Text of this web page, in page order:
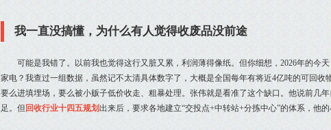
我一直没搞懂，为什么有人觉得收废品没前途
可能是我错了。以前我也觉得这行又脏又累，利润薄得像纸。但你细想，2026年的今
家电？我查过一组数据，虽然记不太清具体数字了，大概是全国每年有将近4亿吨的可回收
要么进填埋场，要么被小贩子低价收走、粗暴处理。张伟就是看准了这个缺口。他说前几
足。但 回收行业十四五规划出来后，要求各地建立“交投点+中转站+分拣中心”的体系，他的